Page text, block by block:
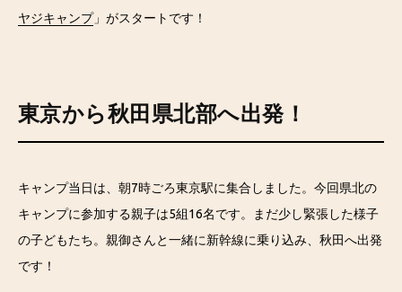
ヤジキャンプ」がスタートです！
東京から秋田県北部へ出発！
キャンプ当日は、朝7時ごろ東京駅に集合しました。今回県北の
キャンプに参加する親子は5組16名です。まだ少し緊張した様子
の子どもたち。親御さんと一緒に新幹線に乗り込み、秋田へ出発
です！